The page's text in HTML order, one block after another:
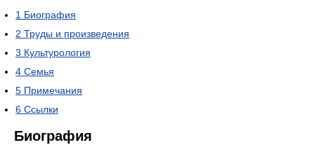
1 Биография
2 Труды и произведения
3 Культурология
4 Семья
5 Примечания
6 Ссылки
Биография